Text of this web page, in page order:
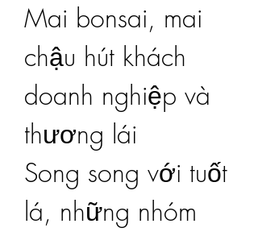
Mai bonsai, mai
chậu hút khách
doanh nghiệp và
thương lái
Song song với tuốt
lá, những nhóm